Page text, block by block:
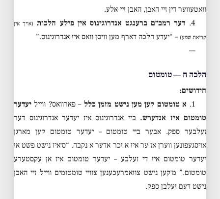
וואטעווער דין זיי האבן, האבן זיי אלע.
4. דער רמב״ם ברענגט אנדרוגינוס אין פילע הלכות (אויך אין
קריאת שמע) – “יעדע הלכה דארף מען וויסן וואס איז אנדרוגינוס.”
—
הלכה ח — טומטום
חידושים:
1. א טומטום קען מען נישט מזמן כלל – פארוואס? ווייל יעדער
טומטום איז אנדערש. ביי אנדרוגינוס איז יעדער אנדרוגינוס דער
זעלבער ספק. אבער ביי טומטום – יעדער טומטום קען מארגן
אויסגעפונען ווערן אז ער איז א זכר אדער א נקבה. “ס׳איז נישט פשט אז
יעדער טומטום איז די זעלבע – יעדער טומטום איז אן עקסטערע
טומטום.” מ׳קען נישט צוזאמרעכענען צוויי טומטומים ווייל זיי האבן
נישט דעם זעלבן ספק.